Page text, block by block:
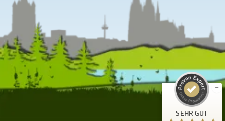
SEHR GUT
Kundenbewertungen und Erfahrungen zu
Empfehlungen auf
ProvenExpert.com
SEHR GUT
4,66
/
5,00
Bewertungen auf ProvenExpert.com